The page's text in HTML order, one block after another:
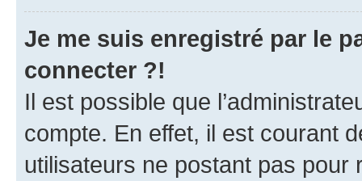
Je me suis enregistré par le
connecter ?!
Il est possible que
compte. En effet, il est courant
utilisateurs ne postant pas pour